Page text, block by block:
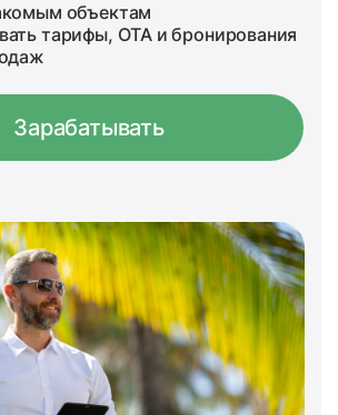
объектам
тарифы, OTA и бронирования
Зарабатывать